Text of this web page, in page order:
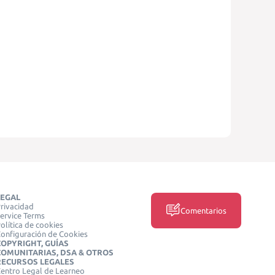
Terms
de cookies
de Cookies
GUÍAS
DSA & OTROS
LEGALES
Legal de Learneo
Comentarios